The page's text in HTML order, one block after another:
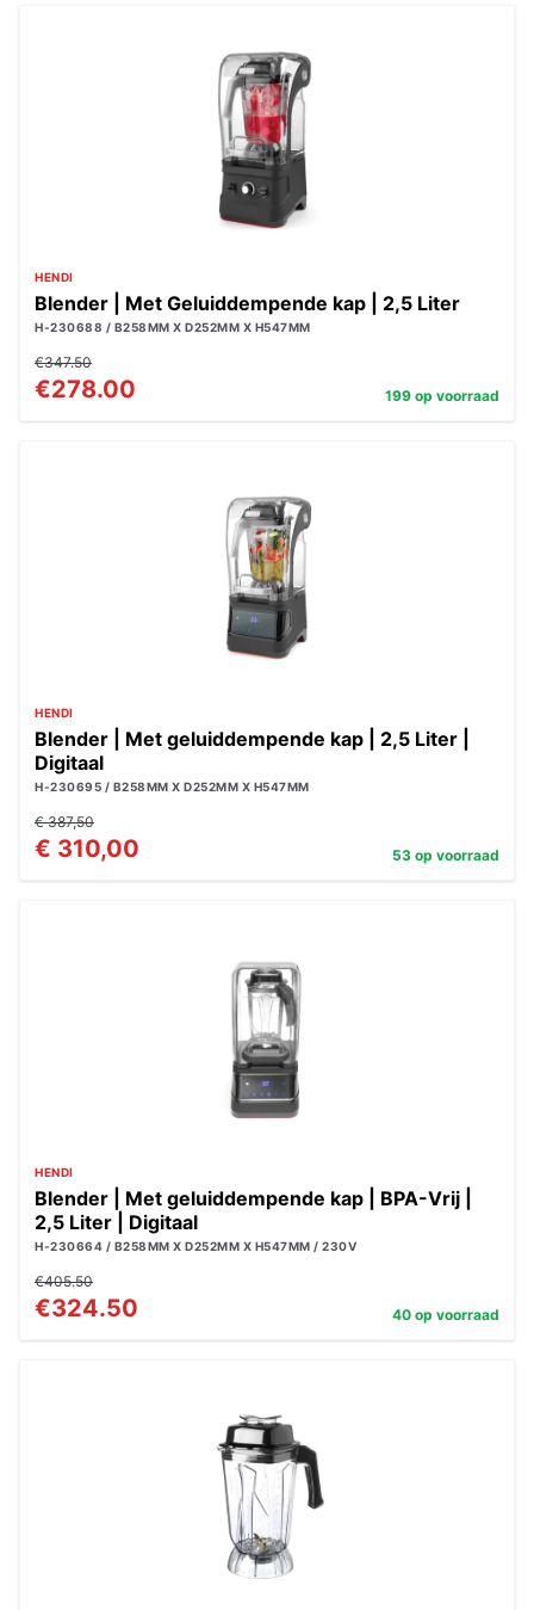
HENDI
Blender | Met Geluiddempende kap | 2,5 Liter
H-230688 / B258MM X D252MM X H547MM
€347.50
€278.00 199 op voorraad
HENDI
Blender | Met geluiddempende kap | 2,5 Liter |
Digitaal
H-230695 / B258MM X D252MM X H547MM
€ 387,50
€ 310,00 53 op voorraad
HENDI
Blender | Met geluiddempende kap | BPA-Vrij |
2,5 Liter | Digitaal
H-230664 / B258MM X D252MM X H547MM / 230V
€405.50
€324.50 40 op voorraad